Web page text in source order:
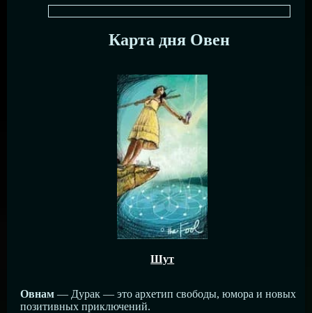
Карта дня Овен
Шут
Овнам— Дурак — это архетип свободы, юмора и новых
позитивных приключений.